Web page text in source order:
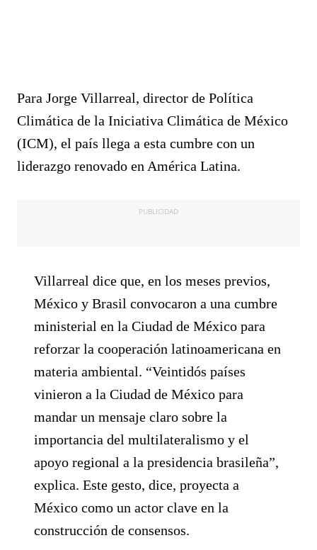
Para Jorge Villarreal, director de Política
Climática de la Iniciativa Climática de México
(ICM), el país llega a esta cumbre con un
liderazgo renovado en América Latina.
PUBLICIDAD
Villarreal dice que, en los meses previos,
México y Brasil convocaron a una cumbre
ministerial en la Ciudad de México para
reforzar la cooperación latinoamericana en
materia ambiental. “Veintidós países
vinieron a la Ciudad de México para
mandar un mensaje claro sobre la
importancia del multilateralismo y el
apoyo regional a la presidencia brasileña”,
explica. Este gesto, dice, proyecta a
México como un actor clave en la
construcción de consensos.